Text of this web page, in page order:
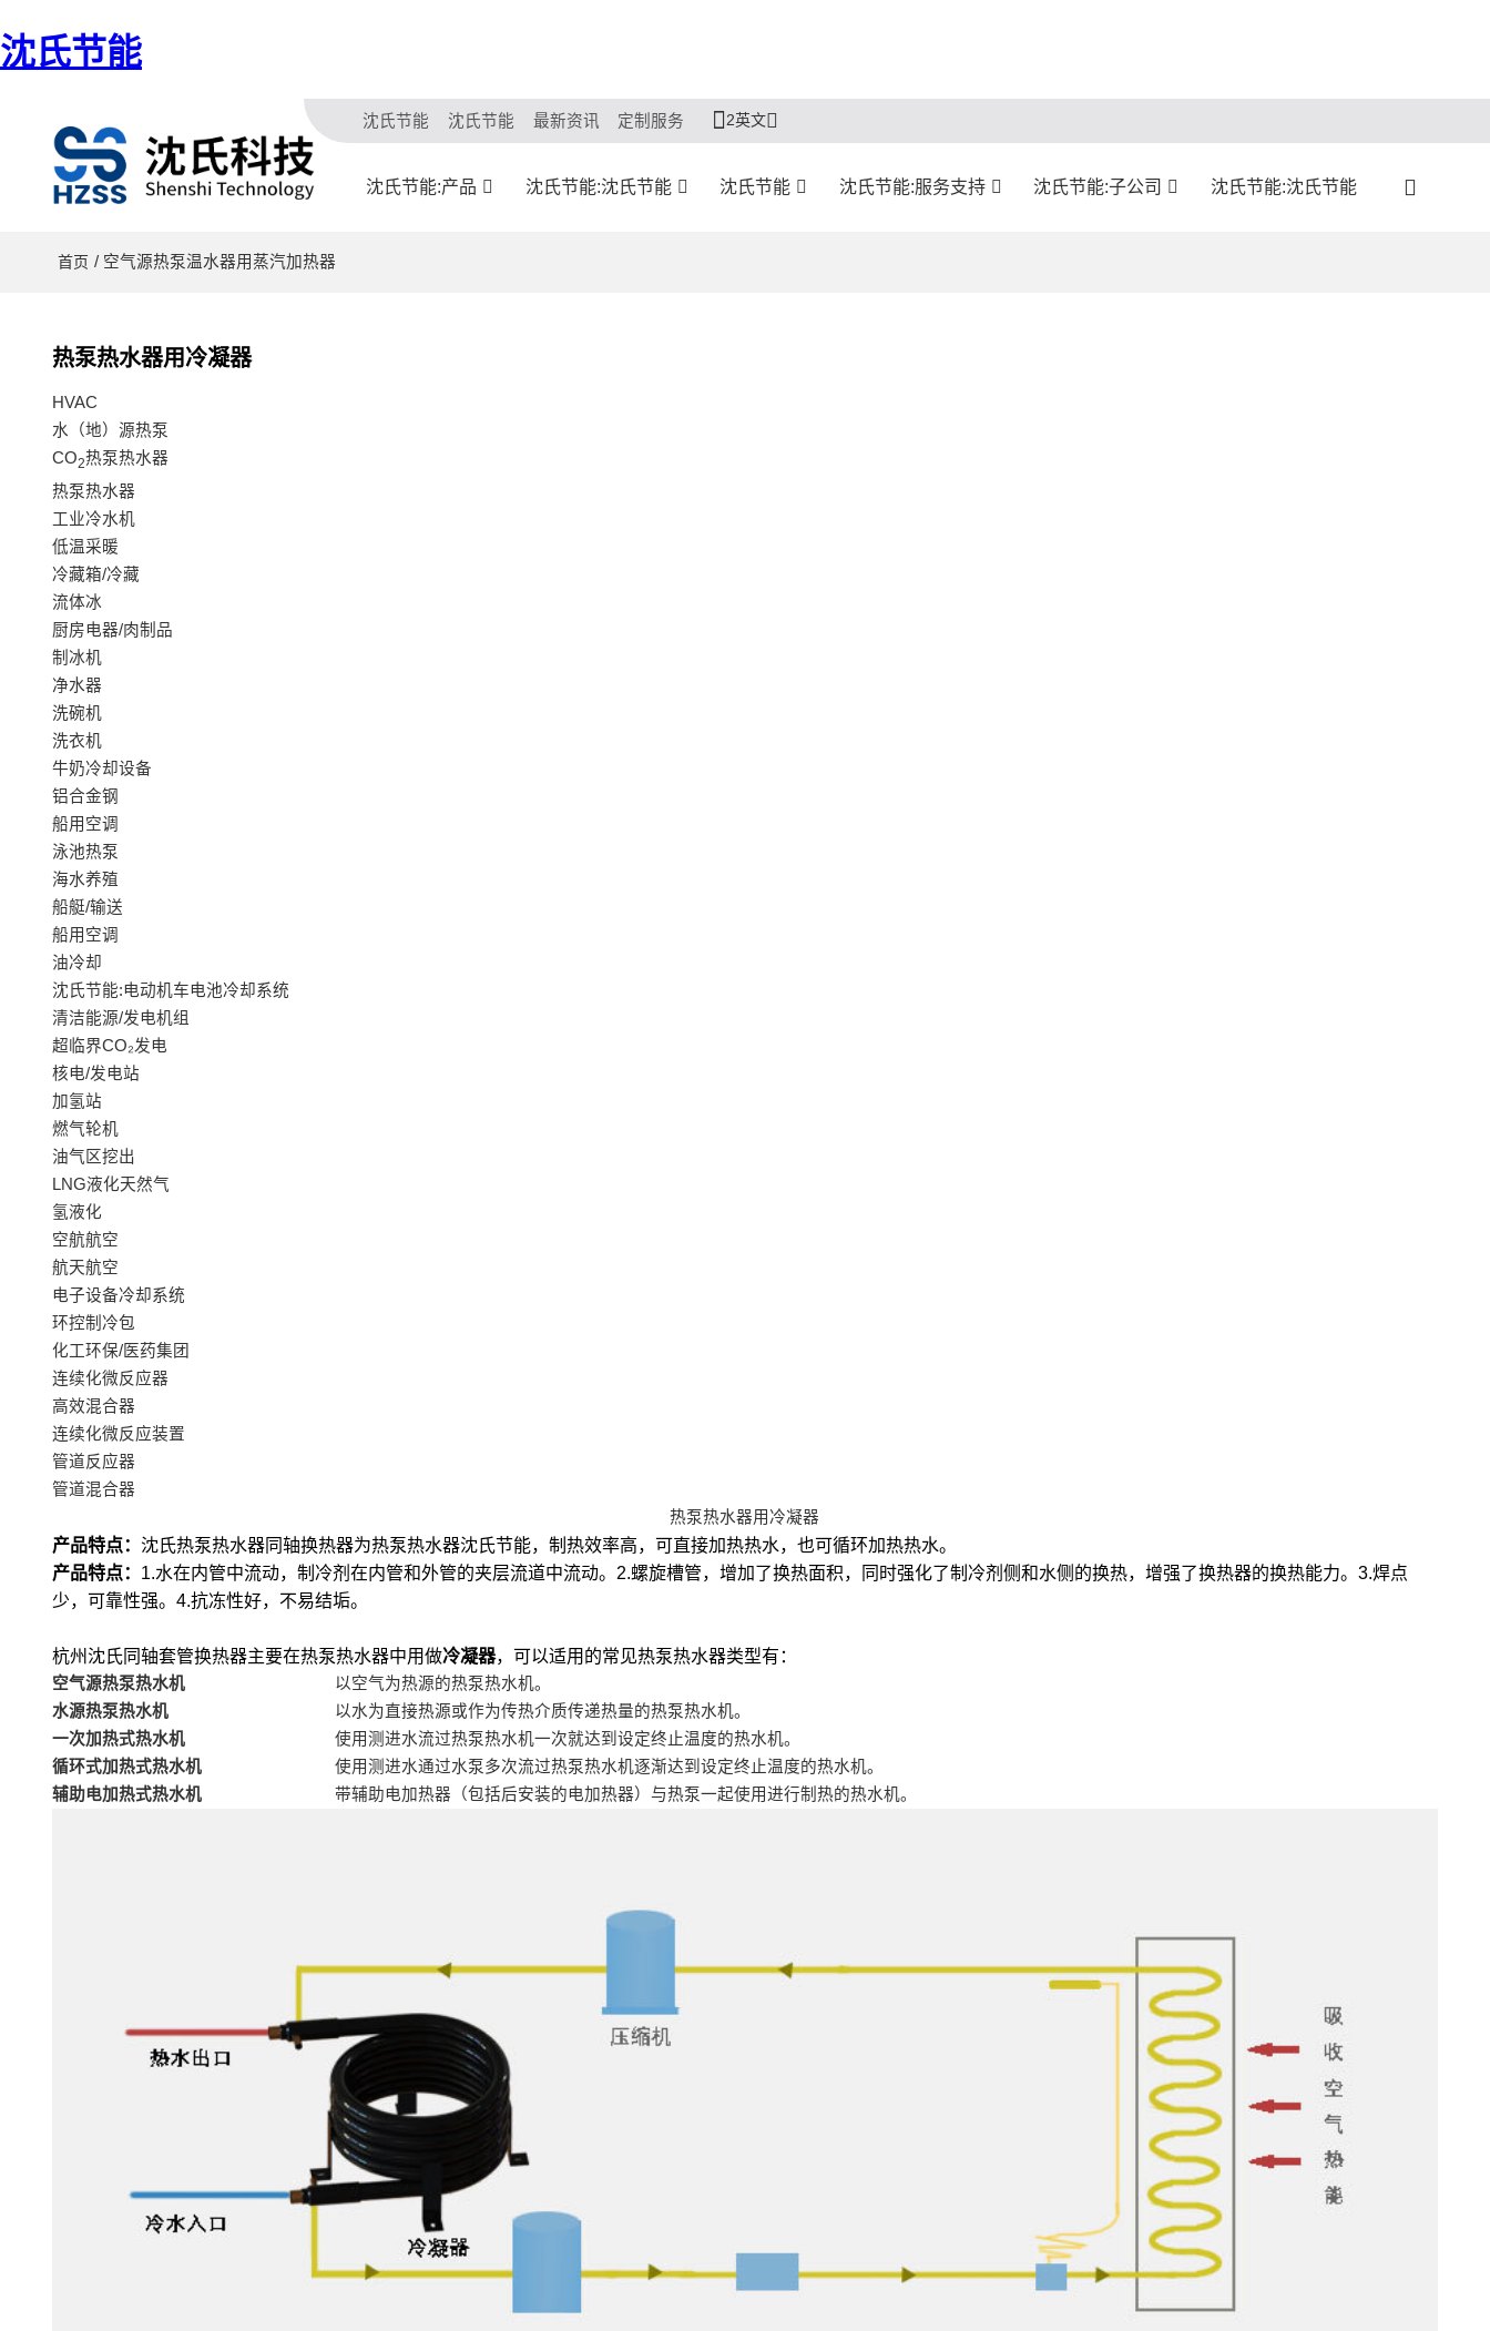
沈氏节能
沈氏节能 沈氏节能 最新资讯 定制服务 2英文
沈氏节能:产品 沈氏节能:沈氏节能 沈氏节能 沈氏节能:服务支持 沈氏节能:子公司 沈氏节能:沈氏节能
首页 / 空气源热泵温水器用蒸汽加热器
热泵热水器用冷凝器
HVAC
水（地）源热泵
CO2热泵热水器
热泵热水器
工业冷水机
低温采暖
冷藏箱/冷藏
流体冰
厨房电器/肉制品
制冰机
净水器
洗碗机
洗衣机
牛奶冷却设备
铝合金钢
船用空调
泳池热泵
海水养殖
船艇/输送
船用空调
油冷却
沈氏节能:电动机车电池冷却系统
清洁能源/发电机组
超临界CO₂发电
核电/发电站
加氢站
燃气轮机
油气区挖出
LNG液化天然气
氢液化
空航航空
航天航空
电子设备冷却系统
环控制冷包
化工环保/医药集团
连续化微反应器
高效混合器
连续化微反应装置
管道反应器
管道混合器
热泵热水器用冷凝器
产品特点： 沈氏热泵热水器同轴换热器为热泵热水器沈氏节能，制热效率高，可直接加热热水，也可循环加热热水。
产品特点： 1.水在内管中流动，制冷剂在内管和外管的夹层流道中流动。2.螺旋槽管，增加了换热面积，同时强化了制冷剂侧和水侧的换热，增强了换热器的换热能力。3.焊点
少，可靠性强。4.抗冻性好，不易结垢。
杭州沈氏同轴套管换热器主要在热泵热水器中用做冷凝器，可以适用的常见热泵热水器类型有：
空气源热泵热水机
以空气为热源的热泵热水机。
水源热泵热水机
以水为直接热源或作为传热介质传递热量的热泵热水机。
一次加热式热水机
使用测进水流过热泵热水机一次就达到设定终止温度的热水机。
循环式加热式热水机
使用测进水通过水泵多次流过热泵热水机逐渐达到设定终止温度的热水机。
辅助电加热式热水机
带辅助电加热器（包括后安装的电加热器）与热泵一起使用进行制热的热水机。